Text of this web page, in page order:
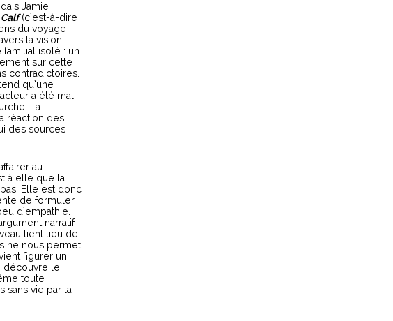
Jamie
Calf(c’est-à-dire
du voyage
la vision
isolé : un
sur cette
contradictoires.
qu’une
a été mal
La
réaction des
des sources
au
à elle que la
Elle est donc
de formuler
d’empathie.
narratif
tient lieu de
ne nous permet
figurer un
découvre le
toute
sans vie par la